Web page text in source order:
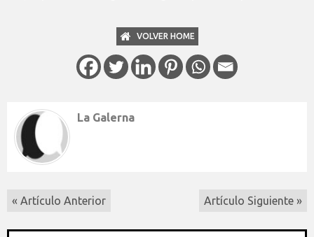
VOLVER HOME
La Galerna
« Artículo Anterior Artículo Siguiente »